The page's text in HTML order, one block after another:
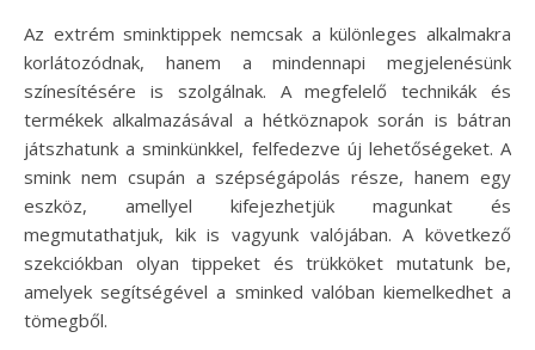
Az extrém sminktippek nemcsak a különleges alkalmakra
korlátozódnak, hanem a mindennapi megjelenésünk
színesítésére is szolgálnak. A megfelelő technikák és
termékek alkalmazásával a hétköznapok során is bátran
játszhatunk a sminkünkkel, felfedezve új lehetőségeket. A
smink nem csupán a szépségápolás része, hanem egy
eszköz, amellyel kifejezhetjük magunkat és
megmutathatjuk, kik is vagyunk valójában. A következő
szekciókban olyan tippeket és trükköket mutatunk be,
amelyek segítségével a sminked valóban kiemelkedhet a
tömegből.